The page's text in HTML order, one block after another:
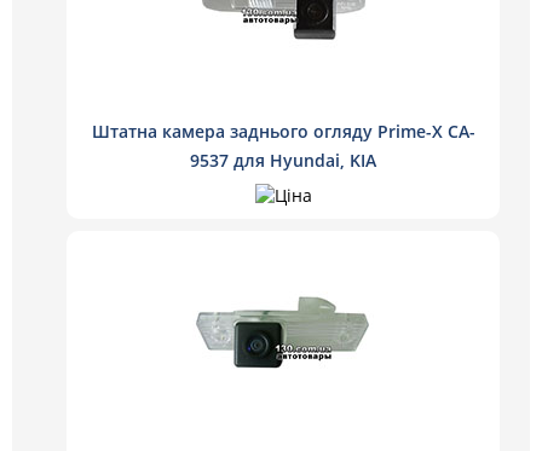
Штатна камера заднього огляду Prime-X CA-
9537 для Hyundai, KIA